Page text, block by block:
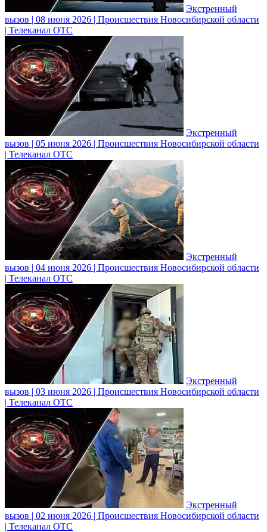
Экстренный
вызов | 08 июня 2026 | Происшествия Новосибирской области
| Телеканал ОТС
Экстренный
вызов | 05 июня 2026 | Происшествия Новосибирской области
| Телеканал ОТС
Экстренный
вызов | 04 июня 2026 | Происшествия Новосибирской области
| Телеканал ОТС
Экстренный
вызов | 03 июня 2026 | Происшествия Новосибирской области
| Телеканал ОТС
Экстренный
вызов | 02 июня 2026 | Происшествия Новосибирской области
| Телеканал ОТС